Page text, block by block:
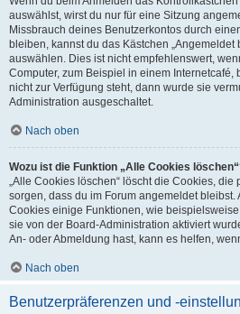
auswählst, wirst du nur für eine Sitzung
Missbrauch deines Benutzerkontos durch
bleiben, kannst du das Kästchen „Angemeldet
auswählen. Dies ist nicht empfehlenswert,
Computer, zum Beispiel in einem Internetcafé,
nicht zur Verfügung steht, dann wurde sie
Administration ausgeschaltet.
Nach oben
Wozu ist die Funktion „Alle Cookies
„Alle Cookies löschen“ löscht die Cookies,
sorgen, dass du im Forum angemeldet bleibst.
Cookies einige Funktionen, wie beispielsweise
sie von der Board-Administration aktiviert
An- oder Abmeldung hast, kann es helfen,
Nach oben
Benutzerpräferenzen und -